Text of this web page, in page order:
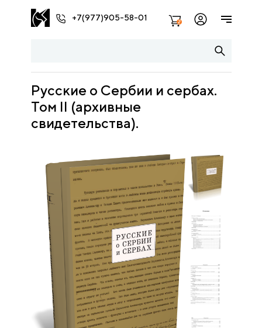
+7(977)905-58-01 2
Русские о Сербии и сербах.
Том II (архивные
свидетельства).